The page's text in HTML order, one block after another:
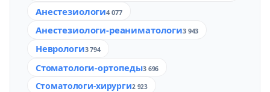
Анестезиологи4 077
Анестезиологи-реаниматологи3 943
Неврологи3 794
Стоматологи-ортопеды3 696
Стоматологи-хирурги2 923